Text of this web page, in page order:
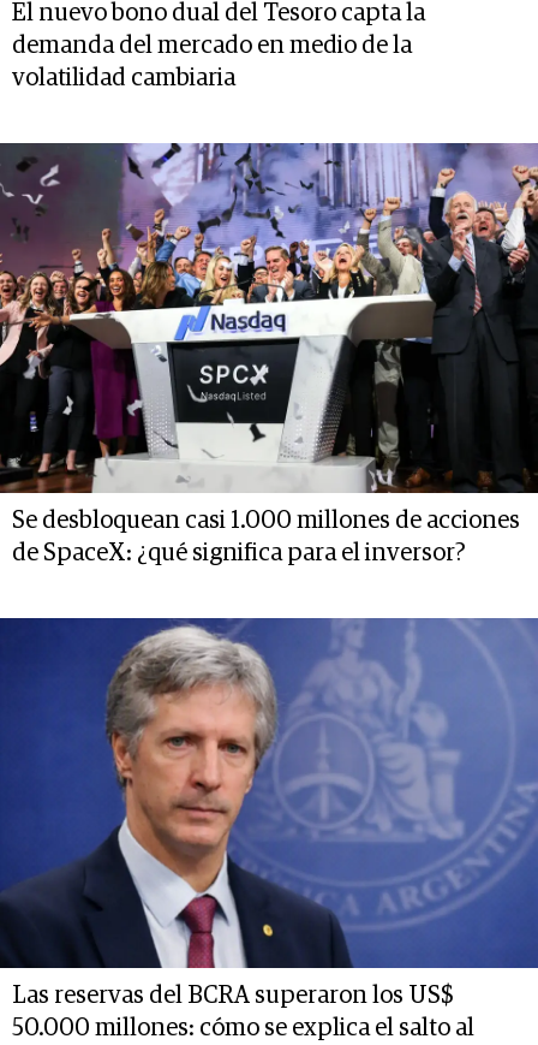
El nuevo bono dual del Tesoro capta la
demanda del mercado en medio de la
volatilidad cambiaria
Se desbloquean casi 1.000 millones de acciones
de SpaceX: ¿qué significa para el inversor?
Las reservas del BCRA superaron los US$
50.000 millones: cómo se explica el salto al